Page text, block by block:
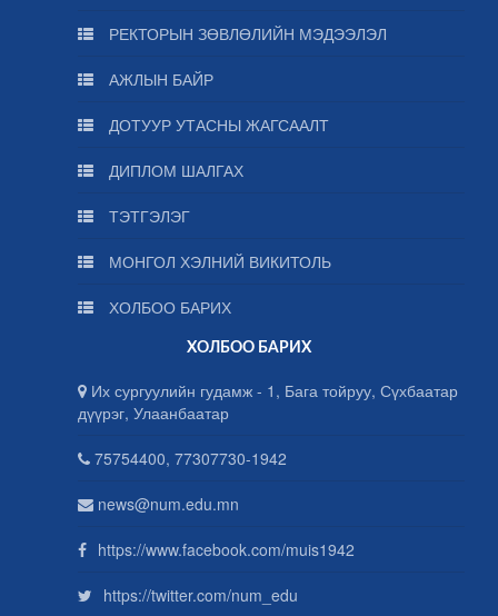
РЕКТОРЫН ЗӨВЛӨЛИЙН МЭДЭЭЛЭЛ
АЖЛЫН БАЙР
ДОТУУР УТАСНЫ ЖАГСААЛТ
ДИПЛОМ ШАЛГАХ
ТЭТГЭЛЭГ
МОНГОЛ ХЭЛНИЙ ВИКИТОЛЬ
ХОЛБОО БАРИХ
ХОЛБОО БАРИХ
Их сургуулийн гудамж - 1, Бага тойруу, Сүхбаатар
дүүрэг, Улаанбаатар
75754400, 77307730-1942
news@num.edu.mn
https://www.facebook.com/muis1942
https://twitter.com/num_edu